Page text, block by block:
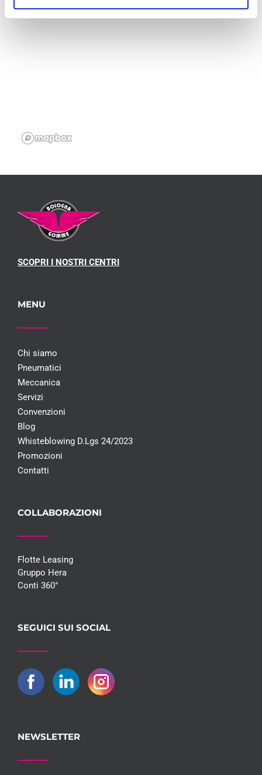
SCOPRI I NOSTRI CENTRI
MENU
Chi siamo
Pneumatici
Meccanica
Servizi
Convenzioni
Blog
Whisteblowing D.Lgs 24/2023
Promozioni
Contatti
COLLABORAZIONI
Flotte Leasing
Gruppo Hera
Conti 360°
SEGUICI SUI SOCIAL
NEWSLETTER